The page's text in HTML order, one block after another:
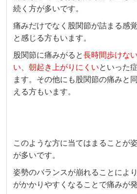
続く方が多いです。
痛みだけでなく股関節が詰まる感
と感じる方もいます。
股関節に痛みがると長時間歩けな
い、朝起き上がりにくいといった
ます。その他にも股関節の痛みと
える方もいます。
このような方に当てはまることが
が多いです。
姿勢のバランスが崩れることによ
がかかりやすくなることで痛みが